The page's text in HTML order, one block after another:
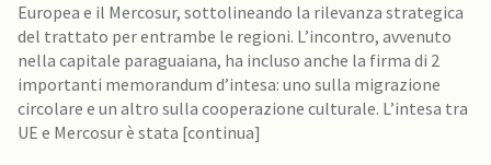
Europea e il Mercosur, sottolineando la rilevanza strategica
del trattato per entrambe le regioni. L’incontro, avvenuto
nella capitale paraguaiana, ha incluso anche la firma di 2
importanti memorandum d’intesa: uno sulla migrazione
circolare e un altro sulla cooperazione culturale. L’intesa tra
UE e Mercosur è stata [continua]